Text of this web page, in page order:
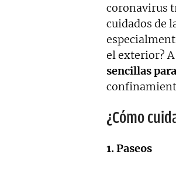
coronavirus
cuidados de
el exterior?
sencillas
¿Cómo
1. Paseos